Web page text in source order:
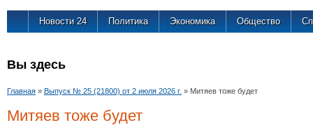
Новости 24 Политика Экономика Общество
Вы здесь
Главная » Выпуск № 25 (21800) от 2 июля 2026 г. » Митяев тоже будет
Митяев тоже будет